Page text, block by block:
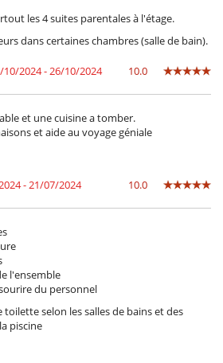
les 4 suites parentales à l'étage.
dans certaines chambres (salle de bain).
10/2024 - 26/10/2024 10.0
et une cuisine a tomber.
et aide au voyage géniale
- 21/07/2024 10.0
l'ensemble
du personnel
toilette selon les salles de bains et des
piscine